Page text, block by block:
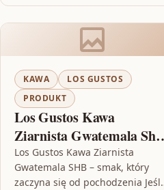
KAWA
LOS GUSTOS
PRODUKT
Los Gustos Kawa
Ziarnista Gwatemala Shb
2x1000g
Los Gustos Kawa Ziarnista
Gwatemala SHB – smak, który
zaczyna się od pochodzenia Jeśli